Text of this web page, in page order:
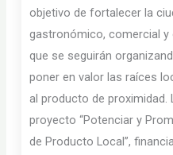
objetivo de fortalecer la
gastronómico, comercial y
que se seguirán
poner en valor las raíces
al producto de proximidad.
proyecto “Potenciar y
de Producto Local”,